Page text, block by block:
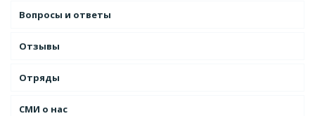
Вопросы и ответы
Отзывы
Отряды
СМИ о нас